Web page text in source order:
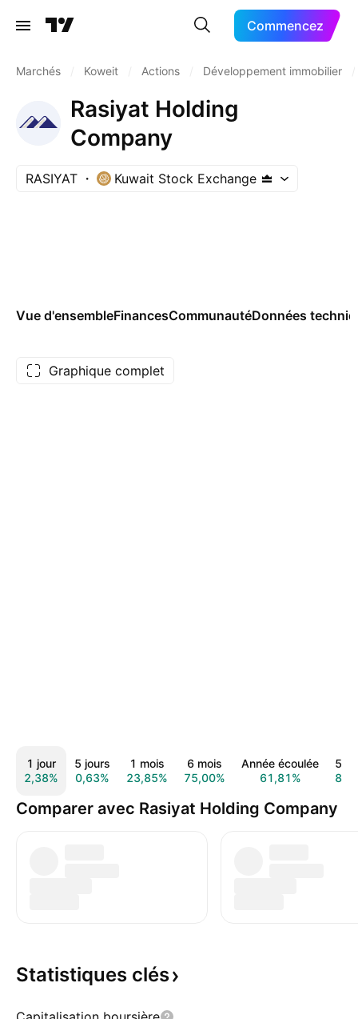
Commencez
Marchés Koweit Actions Développement immobilier
Rasiyat Holding
Company
RASIYAT Kuwait Stock Exchange
Vue d'ensembleFinancesCommunautéDonnées
Graphique complet
1 jour
2,38%
5 jours
0,63%
1 mois
23,85%
6 mois
75,00%
Année écoulée
61,81%
5
Comparer avec Rasiyat Holding Company
Statistiques clés